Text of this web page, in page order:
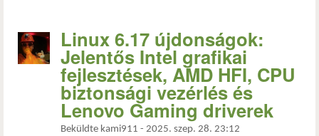
Linux 6.17 újdonságok:
Jelentős Intel grafikai
fejlesztések, AMD HFI, CPU
biztonsági vezérlés és
Lenovo Gaming driverek
Beküldte kami911 - 2025. szep. 28. 23:12